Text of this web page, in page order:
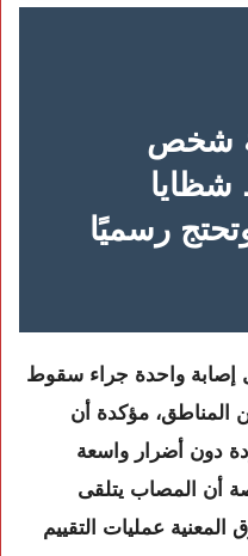
شخص
شظايا
رسميًا
إصابة واحدة جراء سقوط
المناطق، مؤكدة أن
دون أضرار واسعة
أن المصاب يتلقى
المعنية عمليات التقييم